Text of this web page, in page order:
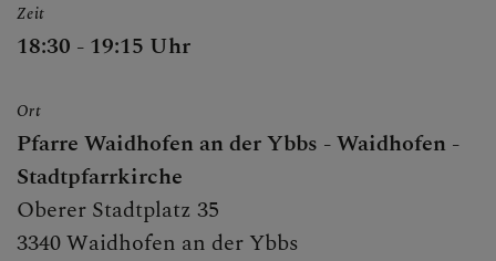
Zeit
18:30 - 19:15 Uhr
Ort
Pfarre Waidhofen an der Ybbs - Waidhofen -
Stadtpfarrkirche
Oberer Stadtplatz 35
3340 Waidhofen an der Ybbs